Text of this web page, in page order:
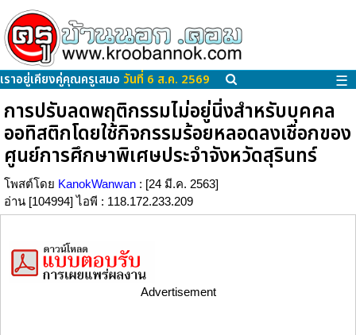
เราอยู่เคียงคู่คุณครูเสมอ วันที่ 6 ส.ค. 2569 ☰
การปรับลดพฤติกรรมไม่อยู่นิ่งสำหรับบุคคล
ออทิสติกโดยใช้กิจกรรมร้อยหลอดลงเชือกของ
ศูนย์การศึกษาพิเศษประจำจังหวัดสุรินทร์
โพสต์โดย KanokWanwan : [24 มี.ค. 2563]
อ่าน [104994] ไอพี : 118.172.233.209
Advertisement